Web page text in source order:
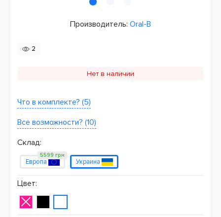
Производитель: Oral-B
2
Нет в наличии
Что в комплекте? (5)
Все возможности? (10)
Склад:
Европа
5599 грн
Украина
Цвет: